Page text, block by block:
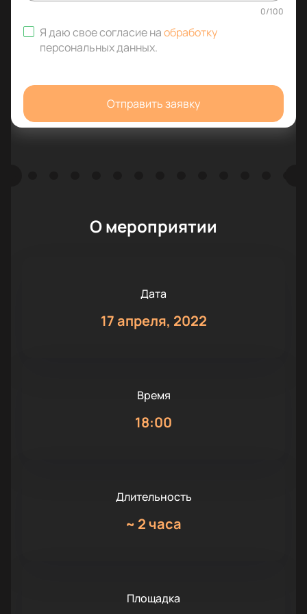
0/100
Я даю свое согласие наобработку
персональных данных.
Отправить заявку
О мероприятии
Дата
17 апреля, 2022
Время
18:00
Длительность
~ 2 часа
Площадка